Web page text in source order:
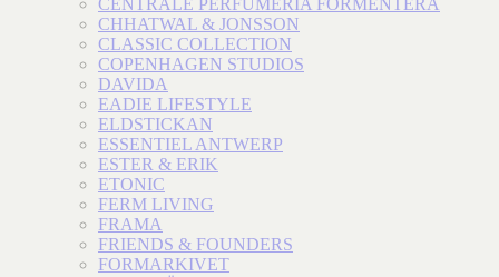
CENTRALE PERFUMERIA FORMENTERA
CHHATWAL & JONSSON
CLASSIC COLLECTION
COPENHAGEN STUDIOS
DAVIDA
EADIE LIFESTYLE
ELDSTICKAN
ESSENTIEL ANTWERP
ESTER & ERIK
ETONIC
FERM LIVING
FRAMA
FRIENDS & FOUNDERS
FORMARKIVET